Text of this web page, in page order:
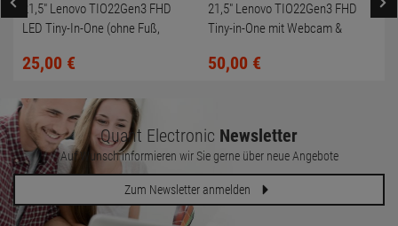
21,5" Lenovo TIO22Gen3 FHD
LED Tiny-In-One (ohne Fuß,
25,00 €
21,5" Lenovo TIO22Gen3 FHD
Tiny-in-One mit Webcam &
50,00 €
Quant Electronic Newsletter
Auf Wunsch informieren wir Sie gerne über neue Angebote
Zum Newsletter anmelden